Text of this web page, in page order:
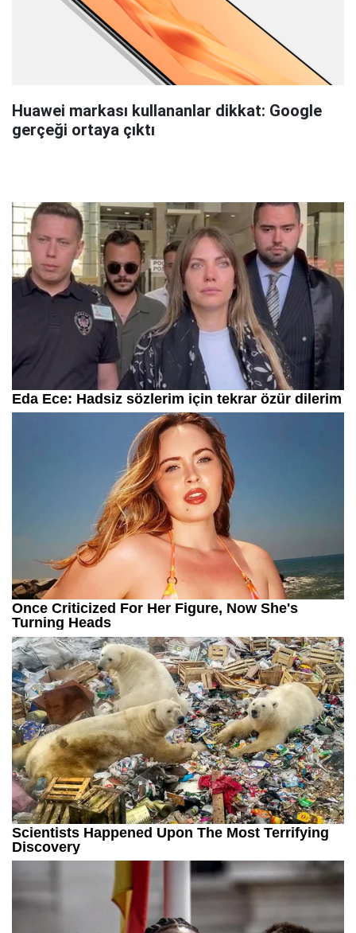
Huawei markası kullananlar dikkat: Google
gerçeği ortaya çıktı